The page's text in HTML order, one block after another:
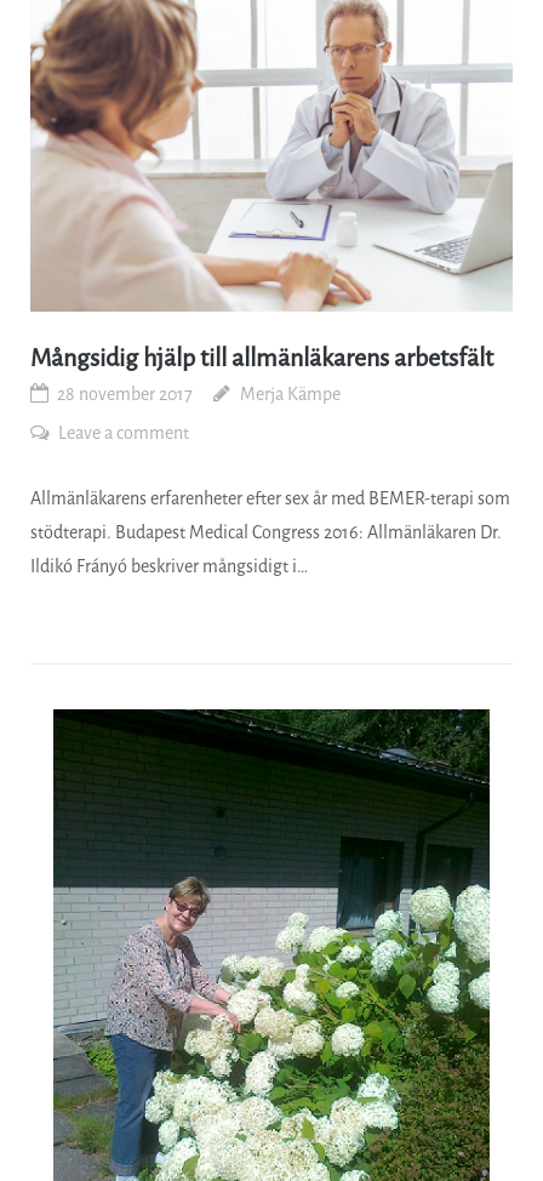
Mångsidig hjälp till allmänläkarens arbetsfält
28 november 2017
Merja Kämpe
Leave a comment
Allmänläkarens erfarenheter efter sex år med BEMER-terapi som
stödterapi. Budapest Medical Congress 2016: Allmänläkaren Dr.
Ildikó Frányó beskriver mångsidigt i…